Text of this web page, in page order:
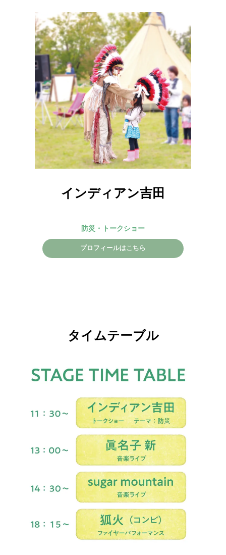
インディアン吉田
防災・トークショー
プロフィールはこちら
タイムテーブル